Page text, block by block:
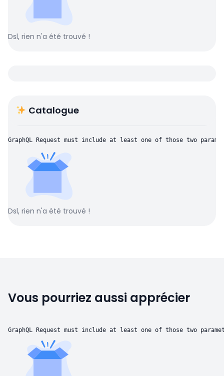
Dsl, rien n'a été trouvé !
Catalogue
GraphQL Request must include at least one of those two
Dsl, rien n'a été trouvé !
Vous pourriez aussi apprécier
GraphQL Request must include at least one of those two